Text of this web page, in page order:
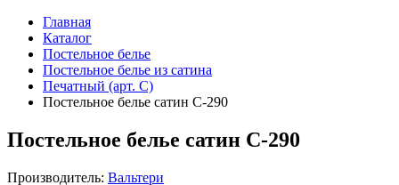
Главная
Каталог
Постельное белье
Постельное белье из сатина
Печатный (арт. С)
Постельное белье сатин С-290
Постельное белье сатин С-290
Производитель: Вальтери